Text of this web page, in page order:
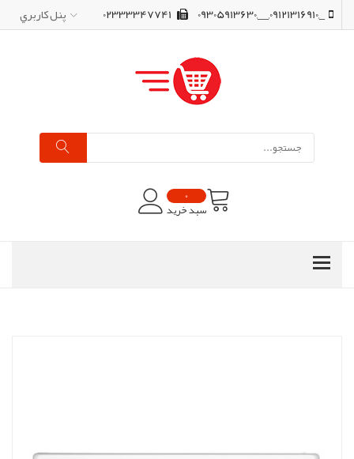
_,09121316910,__,09305913630 پنل کاربري
0
سبد خرید